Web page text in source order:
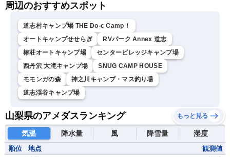
周辺のおすすめスポット
道志村キャンプ場 THE Do-c Camp！
オートキャンプせせらぎ
RVパーク Annex 道志
椿荘オートキャンプ場
センタービレッジキャンプ場
西丹沢 大滝キャンプ場
SNUG CAMP HOUSE
モモンガの森
神之川キャンプ・マス釣り場
道志渓谷キャンプ場
山梨県のアメダスランキング もっと見る
気温 降水量 風 降雪量 湿度
順位 地点 観測値